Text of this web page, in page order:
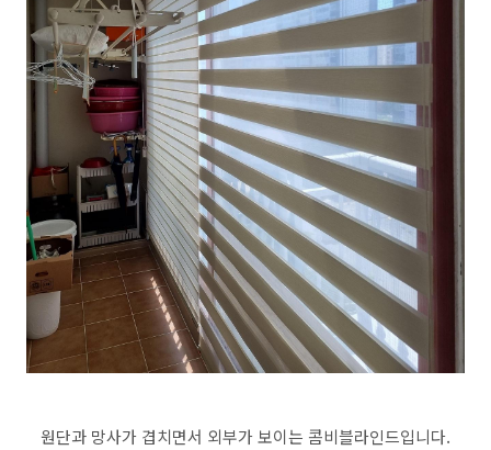
원단과 망사가 겹치면서 외부가 보이는 콤비블라인드입니다.